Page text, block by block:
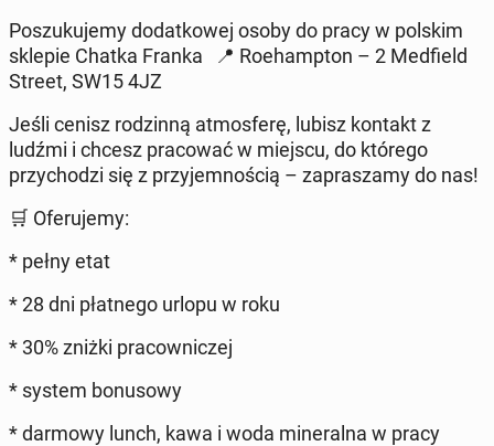
Poszukujemy dodatkowej osoby do pracy w polskim
sklepie Chatka Franka 📍 Roehampton – 2 Medfield
Street, SW15 4JZ
Jeśli cenisz rodzinną atmosferę, lubisz kontakt z
ludźmi i chcesz pracować w miejscu, do którego
przychodzi się z przyjemnością – zapraszamy do nas!
🛒 Oferujemy:
* pełny etat
* 28 dni płatnego urlopu w roku
* 30% zniżki pracowniczej
* system bonusowy
* darmowy lunch, kawa i woda mineralna w pracy